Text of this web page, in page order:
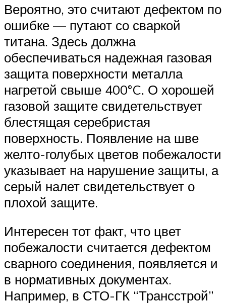
Вероятно, это считают дефектом по
ошибке — путают со сваркой
титана. Здесь должна
обеспечиваться надежная газовая
защита поверхности металла
нагретой свыше 400°C. О хорошей
газовой защите свидетельствует
блестящая серебристая
поверхность. Появление на шве
желто-голубых цветов побежалости
указывает на нарушение защиты, а
серый налет свидетельствует о
плохой защите.
Интересен тот факт, что цвет
побежалости считается дефектом
сварного соединения, появляется и
в нормативных документах.
Например, в СТО-ГК “Трансстрой”